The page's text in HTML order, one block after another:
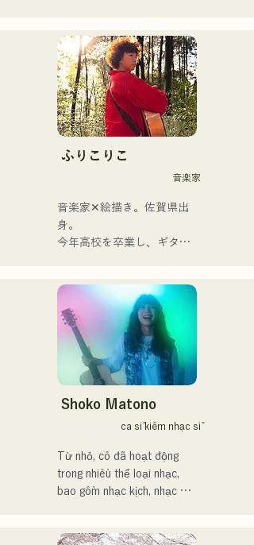
albatross thành Neon Trip
vào tháng 11 năm 2023.
Tinh hoa nhạc pop rock
được thổi hồn vào những ca
khúc hoài niệm, do giọng ca
kiêm nghệ sĩ guitar Yuma
đôi khi mãnh liệt, kết hợp
với nguồn gốc âm nhạc đa
dạng của các thành viên, đã
cái tên "Reiwa Kayo Rock".
ふりこりこ
音楽家
音楽家✕絵描き。佐賀県出
身。
今年高校を卒業し、ギター
行う傍ら、大胆な色彩感覚
を活かしたアート制作に励
む。枠に収まりきれないマ
ルチな表現スタイルを確立
するため、日々探求を続け
ている。現在はSNSを中心
に、自身の表現を発信中。
Shoko Matono
ca sĩ kiêm nhạc sĩ
Từ nhỏ, cô đã hoạt động
trong nhiều thể loại nhạc,
bao gồm nhạc kịch, nhạc